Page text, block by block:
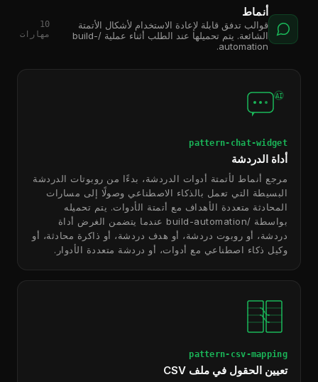
أنماط
قوالب تدفق قابلة لإعادة الاستخدام لأشكال الأتمتة
الشائعة. يتم تحميلها عند الطلب أثناء عملية /build-
automation.
10
مهارات
AI
pattern-chat-widget
أداة الدردشة
مرجع أنماط لأتمتة أدوات الدردشة، بدءًا من روبوتات الدردشة
البسيطة التي تعمل بالذكاء الاصطناعي وصولًا إلى مسارات
المحادثة متعددة الأهداف مع أتمتة الأدوات. يتم تحميله
بواسطة /build-automation عندما يتضمن الغرض أداة
دردشة، أو روبوت دردشة، أو هدف دردشة، أو ذاكرة محادثة، أو
وكيل ذكاء اصطناعي مع أدوات، أو دردشة متعددة الأدوار.
pattern-csv-mapping
تعيين الحقول في ملف CSV